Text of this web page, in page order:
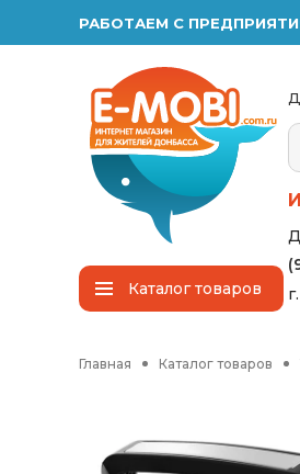
РАБОТАЕМ С
Каталогтоваров
Главная Каталог товаров